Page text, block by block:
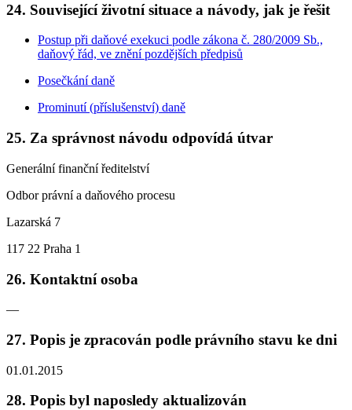
24. Související životní situace a návody, jak je řešit
Postup při daňové exekuci podle zákona č. 280/2009 Sb.,
daňový řád, ve znění pozdějších předpisů
Posečkání daně
Prominutí (příslušenství) daně
25. Za správnost návodu odpovídá útvar
Generální finanční ředitelství
Odbor právní a daňového procesu
Lazarská 7
117 22 Praha 1
26. Kontaktní osoba
—
27. Popis je zpracován podle právního stavu ke dni
01.01.2015
28. Popis byl naposledy aktualizován